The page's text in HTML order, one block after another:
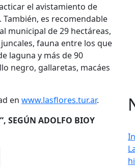
el avistamiento de
es recomendable
municipal de 29 hectáreas,
fauna entre los que
laguna y más de 90
negro, gallaretas, macáes
en www.lasflores.tur.ar.
SEGÚN ADOLFO BIOY